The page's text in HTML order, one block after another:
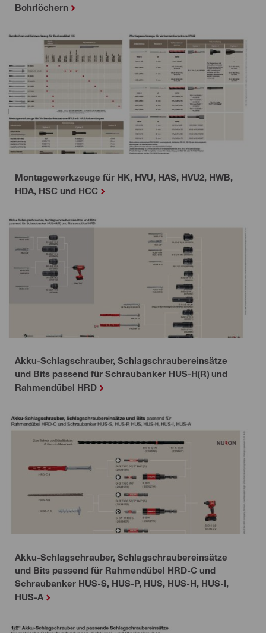
Bohrlöchern
Montagewerkzeuge für HK, HVU, HAS, HVU2, HWB,
HDA, HSC und HCC
Akku-Schlagschrauber, Schlagschraubereinsätze
und Bits passend für Schraubanker HUS-H(R) und
Rahmendübel HRD
Akku-Schlagschrauber, Schlagschraubereinsätze
und Bits passend für Rahmendübel HRD-C und
Schraubanker HUS-S, HUS-P, HUS, HUS-H, HUS-I,
HUS-A